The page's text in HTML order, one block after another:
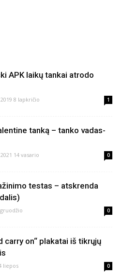
APK laikų tankai atrodo
2019 8 lapkričio 1
tanką – tanko vadas-
2021 14 vasario 0
testas – atskrenda
0
carry on“ plakatai iš tikrųjų
liepos 0